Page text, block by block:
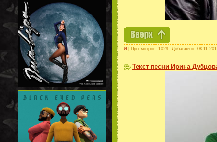
И | Просмотров: 1029 | Добавлено:
Текст песни Ирина